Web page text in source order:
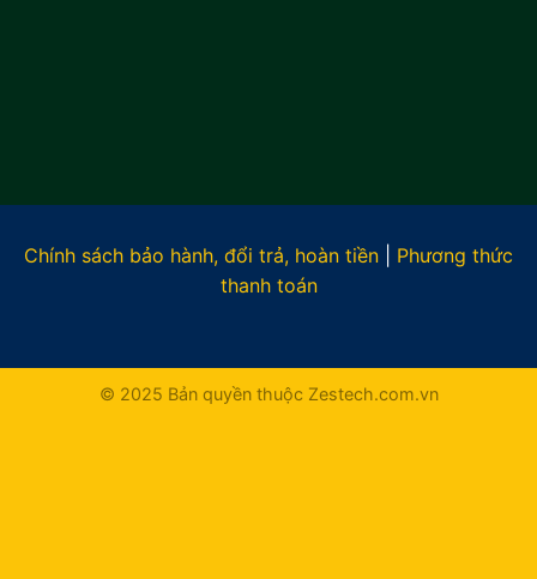
Chính sách bảo hành, đổi trả, hoàn tiền
Phương thức
thanh toán
© 2025 Bản quyền thuộc Zestech.com.vn